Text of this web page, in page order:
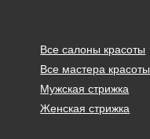
Все салоны красоты
Все мастера красоты
Мужская стрижка
Женская стрижка